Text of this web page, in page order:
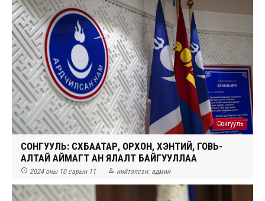
Сонгууль
СОНГУУЛЬ: СҮХБААТАР, ОРХОН, ХЭНТИЙ, ГОВЬ-
АЛТАЙ АЙМАГТ АН ЯЛАЛТ БАЙГУУЛЛАА
 2024 оны 10 сарын 11  нийтэлсэн: админ